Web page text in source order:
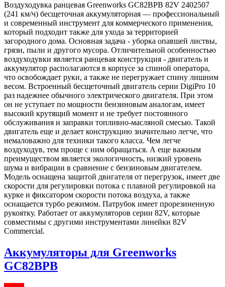
Воздуходувка ранцевая Greenworks GC82BPB 82V 2402507
(241 км/ч) бесщеточная аккумуляторная — профессиональный
и современный инструмент для коммерческого применения,
который подходит также для ухода за территорией
загородного дома. Основная задача - уборка опавшей листвы,
грязи, пыли и другого мусора. Отличительной особенностью
воздуходувки является ранцевая конструкция - двигатель и
аккумулятор располагаются в корпусе за спиной оператора,
что освобождает руки, а также не перегружает спину лишним
весом. Встроенный бесщеточный двигатель серии DigiPro 10
раз надежнее обычного электрического двигателя. При этом
он не уступает по мощности бензиновым аналогам, имеет
высокий крутящий момент и не требует постоянного
обслуживания и заправки топливно-масляной смесью. Такой
двигатель еще и делает конструкцию значительно легче, что
немаловажно для техники такого класса. Чем легче
воздуходув, тем проще с ним обращаться. А еще важным
преимуществом является экологичность, низкий уровень
шума и вибрации в сравнение с бензиновым двигателем.
Модель оснащена защитой двигателя от перегрузок, имеет две
скорости для регулировки потока с плавной регулировкой на
курке и фиксатором скорости потока воздуха, а также
оснащается турбо режимом. Патрубок имеет прорезиненную
рукоятку. Работает от аккумуляторов серии 82V, которые
совместимы с другими инструментами линейки 82V
Commercial.
Аккумуляторы для Greenworks
GC82BPB